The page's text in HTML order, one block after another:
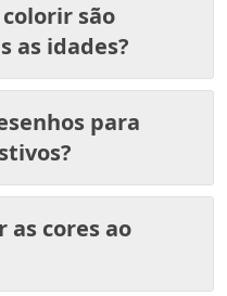
são
as idades?
para
as cores ao